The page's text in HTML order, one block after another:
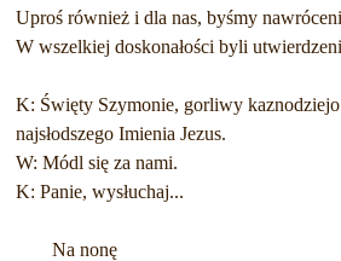
Uproś również i dla nas, byśmy
W wszelkiej doskonałości byli
K: Święty Szymonie, gorliwy
najsłodszego Imienia Jezus.
W: Módl się za nami.
K: Panie, wysłuchaj...
Na nonę